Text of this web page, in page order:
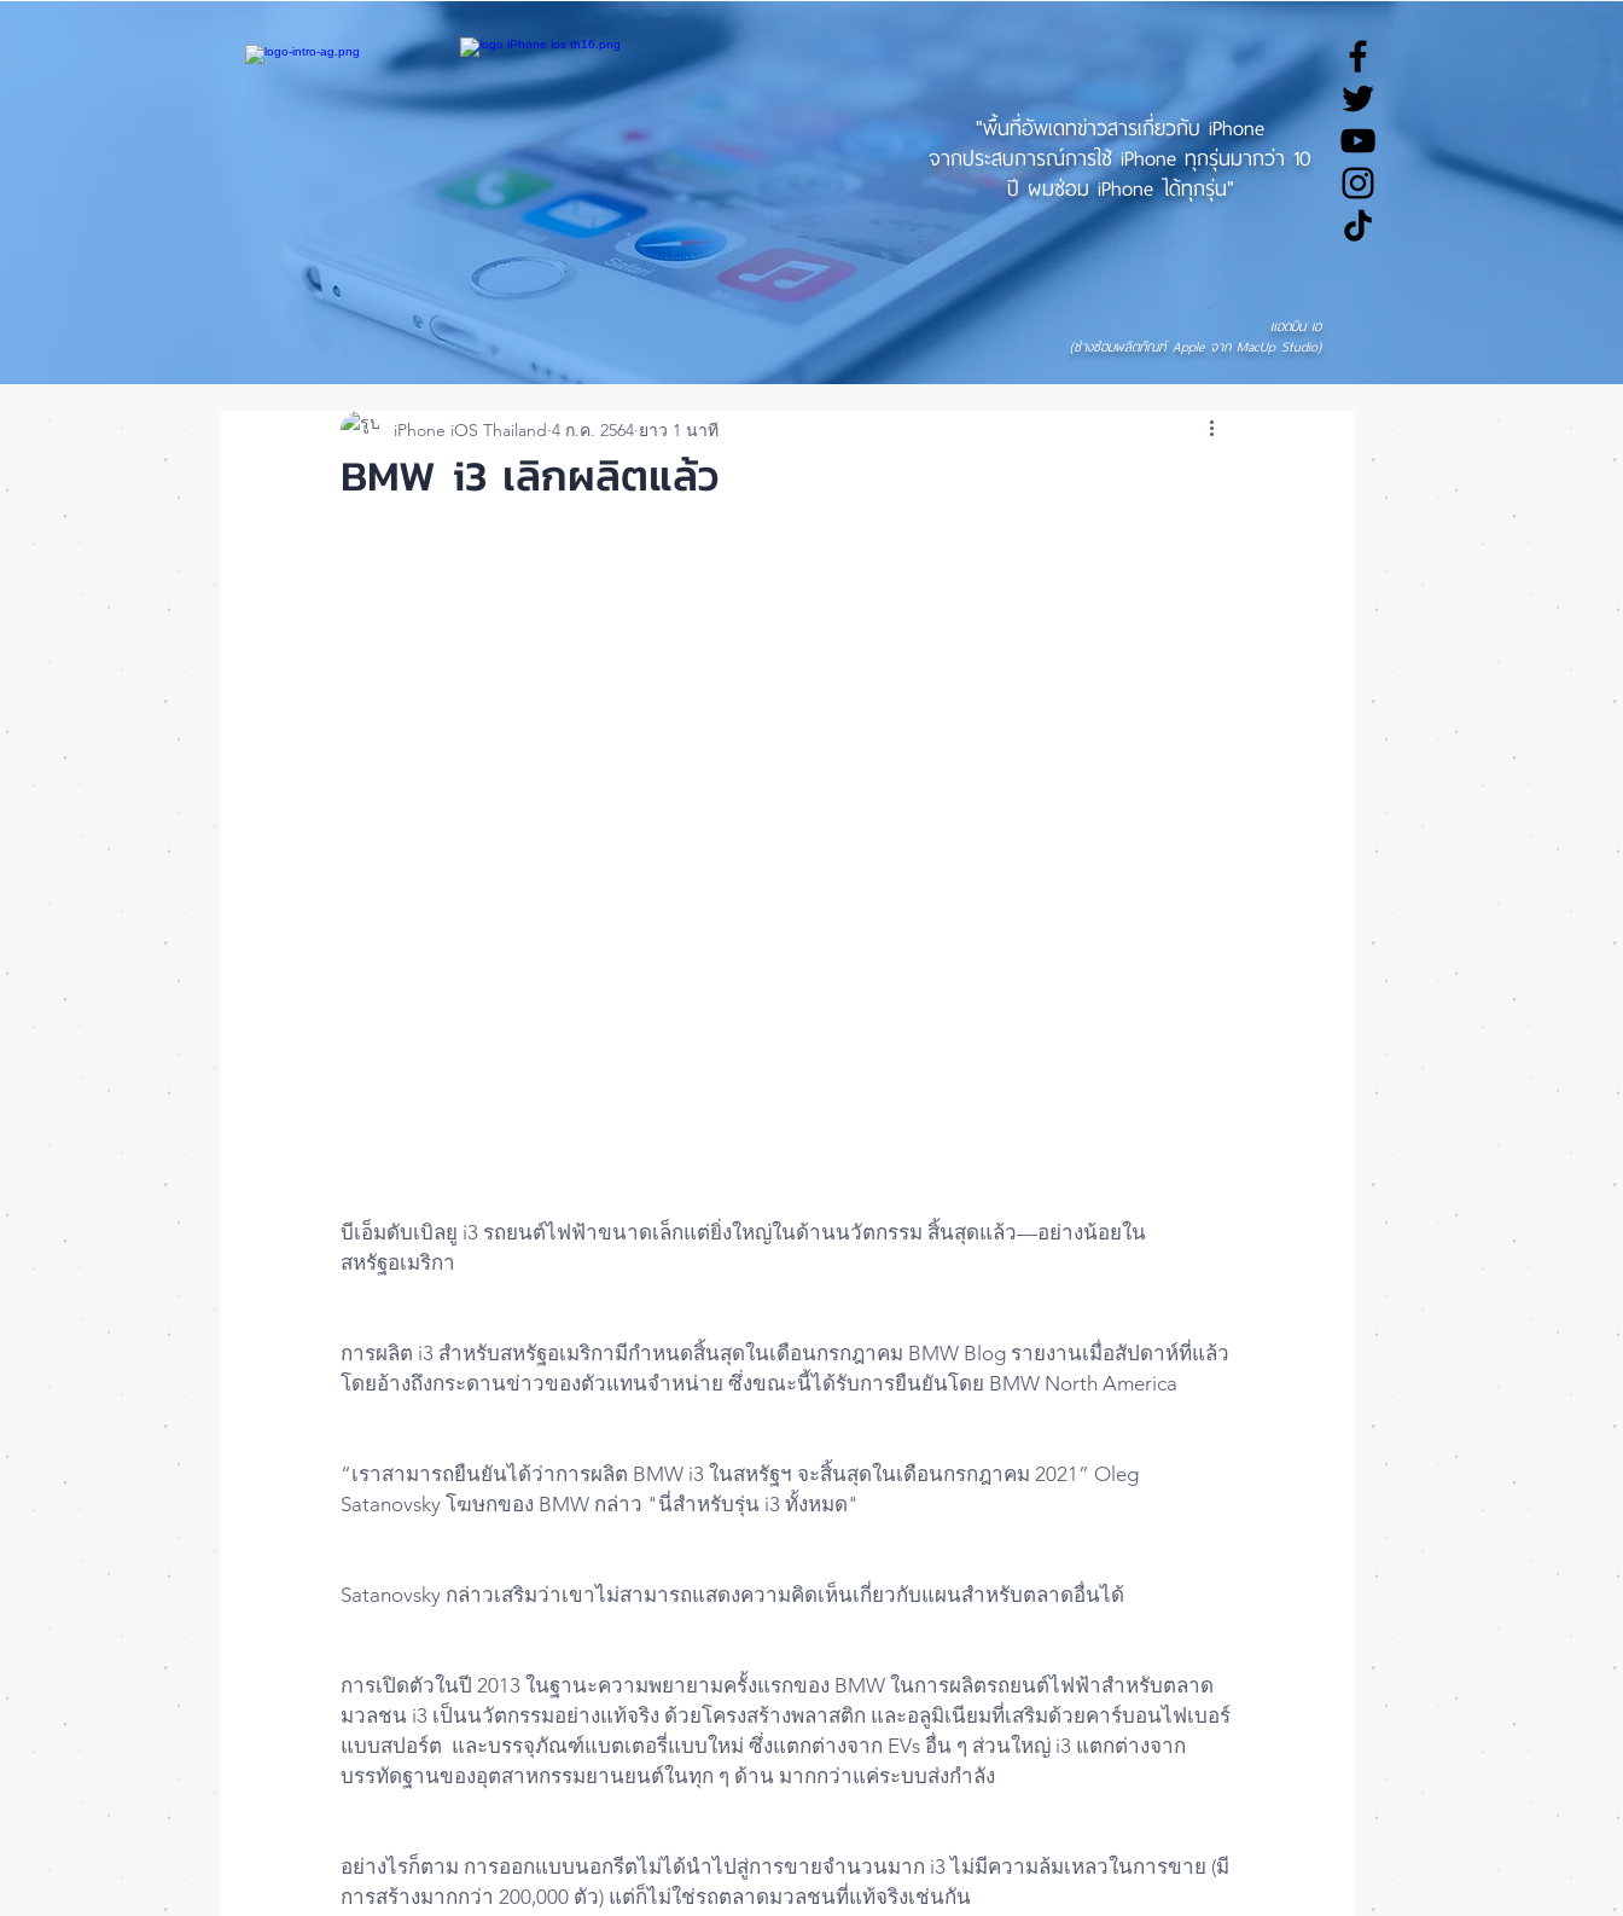
"พื้นที่อัพเดทข่าวสารเกี่ยวกับ iPhone
จากประสบการณ์การใช้ iPhone ทุกรุ่นมากว่า 10
ปี ผมซ่อม iPhone ได้ทุกรุ่น"
แอดมิน เอ
(ช่างซ่อมผลิตภัณฑ์ Apple จาก MacUp Studio)
BMW i3 เลิกผลิตแล้ว
iPhone iOS Thailand 4 ก.ค. 2564 ยาว 1 นาที
บีเอ็มดับเบิลยู i3 รถยนต์ไฟฟ้าขนาดเล็กแต่ยิ่งใหญ่ในด้านนวัตกรรม สิ้นสุดแล้ว—อย่างน้อยใน
สหรัฐอเมริกา
การผลิต i3 สำหรับสหรัฐอเมริกามีกำหนดสิ้นสุดในเดือนกรกฎาคม BMW Blog รายงานเมื่อสัปดาห์ที่แล้ว
โดยอ้างถึงกระดานข่าวของตัวแทนจำหน่าย ซึ่งขณะนี้ได้รับการยืนยันโดย BMW North America
“เราสามารถยืนยันได้ว่าการผลิต BMW i3 ในสหรัฐฯ จะสิ้นสุดในเดือนกรกฎาคม 2021” Oleg
Satanovsky โฆษกของ BMW กล่าว "นี่สำหรับรุ่น i3 ทั้งหมด"
Satanovsky กล่าวเสริมว่าเขาไม่สามารถแสดงความคิดเห็นเกี่ยวกับแผนสำหรับตลาดอื่นได้
การเปิดตัวในปี 2013 ในฐานะความพยายามครั้งแรกของ BMW ในการผลิตรถยนต์ไฟฟ้าสำหรับตลาด
มวลชน i3 เป็นนวัตกรรมอย่างแท้จริง ด้วยโครงสร้างพลาสติก และอลูมิเนียมที่เสริมด้วยคาร์บอนไฟเบอร์
แบบสปอร์ต  และบรรจุภัณฑ์แบตเตอรี่แบบใหม่ ซึ่งแตกต่างจาก EVs อื่น ๆ ส่วนใหญ่ i3 แตกต่างจาก
บรรทัดฐานของอุตสาหกรรมยานยนต์ในทุก ๆ ด้าน มากกว่าแค่ระบบส่งกำลัง
อย่างไรก็ตาม การออกแบบนอกรีตไม่ได้นำไปสู่การขายจำนวนมาก i3 ไม่มีความล้มเหลวในการขาย (มี
การสร้างมากกว่า 200,000 ตัว) แต่ก็ไม่ใช่รถตลาดมวลชนที่แท้จริงเช่นกัน